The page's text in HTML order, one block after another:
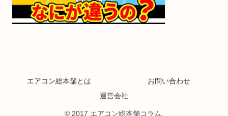
エアコン総本舗とは
お問い合わせ
運営会社
© 2017 エアコン総本舗コラム.